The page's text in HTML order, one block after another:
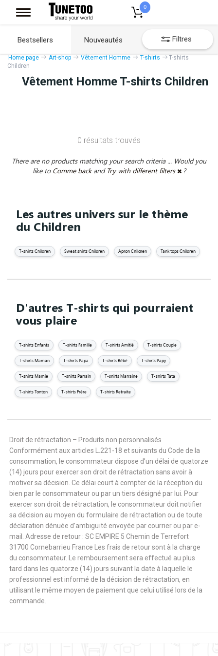
0
Bestsellers Nouveautés Filtres
Home page Art-shop Vêtement Homme T-shirts
T-shirts
Children
Vêtement Homme T-shirts Children
0 résultats trouvés
There are no products matching your search criteria ... Would you
like to Comme back and Try with different filters ?
Les autres univers sur le thème
du Children
T-shirts Children Sweat shirts Children Apron Children Tank tops Children
D'autres T-shirts qui pourraient
vous plaire
T-shirts Enfants T-shirts Famille T-shirts Amitié T-shirts Couple
T-shirts Maman T-shirts Papa T-shirts Bébé T-shirts Papy
T-shirts Mamie T-shirts Parrain T-shirts Marraine T-shirts Tata
T-shirts Tonton T-shirts Frère T-shirts Retraite
Droit de rétractation – Produits non personnalisés
Conformément aux articles L.221-18 et suivants du Code de la
consommation, le consommateur dispose d’un délai de quatorze
(14) jours pour exercer son droit de rétractation sans avoir à
motiver sa décision. Ce délai court à compter de la réception du
bien par le consommateur ou par un tiers désigné par lui. Pour
exercer son droit de rétractation, le consommateur doit notifier
sa décision au moyen du formulaire de rétractation ou de toute
déclaration dénuée d’ambiguïté envoyée par courrier ou par e-
mail. Adresse de retour : SC EMPIRE 5 Chemin de Terrefort
31700 Cornebarrieu France Les frais de retour sont à la charge
du consommateur. Le remboursement sera effectué au plus
tard dans les quatorze (14) jours suivant la date à laquelle le
professionnel est informé de la décision de rétractation, en
utilisant le même moyen de paiement que celui utilisé lors de la
commande.